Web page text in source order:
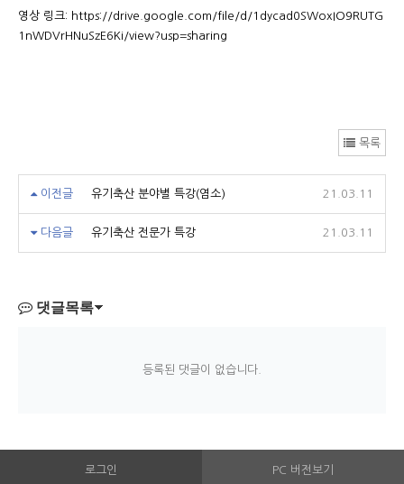
영상 링크: https://drive.google.com/file/d/1dycad0SWoxIO9RUTG
1nWDVrHNuSzE6Ki/view?usp=sharing
목록
이전글 유기축산 분야별 특강(염소) 21.03.11
다음글 유기축산 전문가 특강 21.03.11
댓글목록
등록된 댓글이 없습니다.
로그인 PC 버전보기